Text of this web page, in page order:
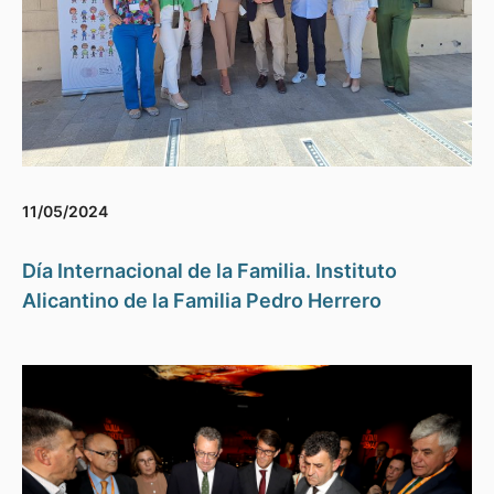
11/05/2024
Día Internacional de la Familia. Instituto
Alicantino de la Familia Pedro Herrero